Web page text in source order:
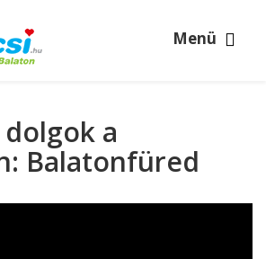
Menü
a
Balatonfüred